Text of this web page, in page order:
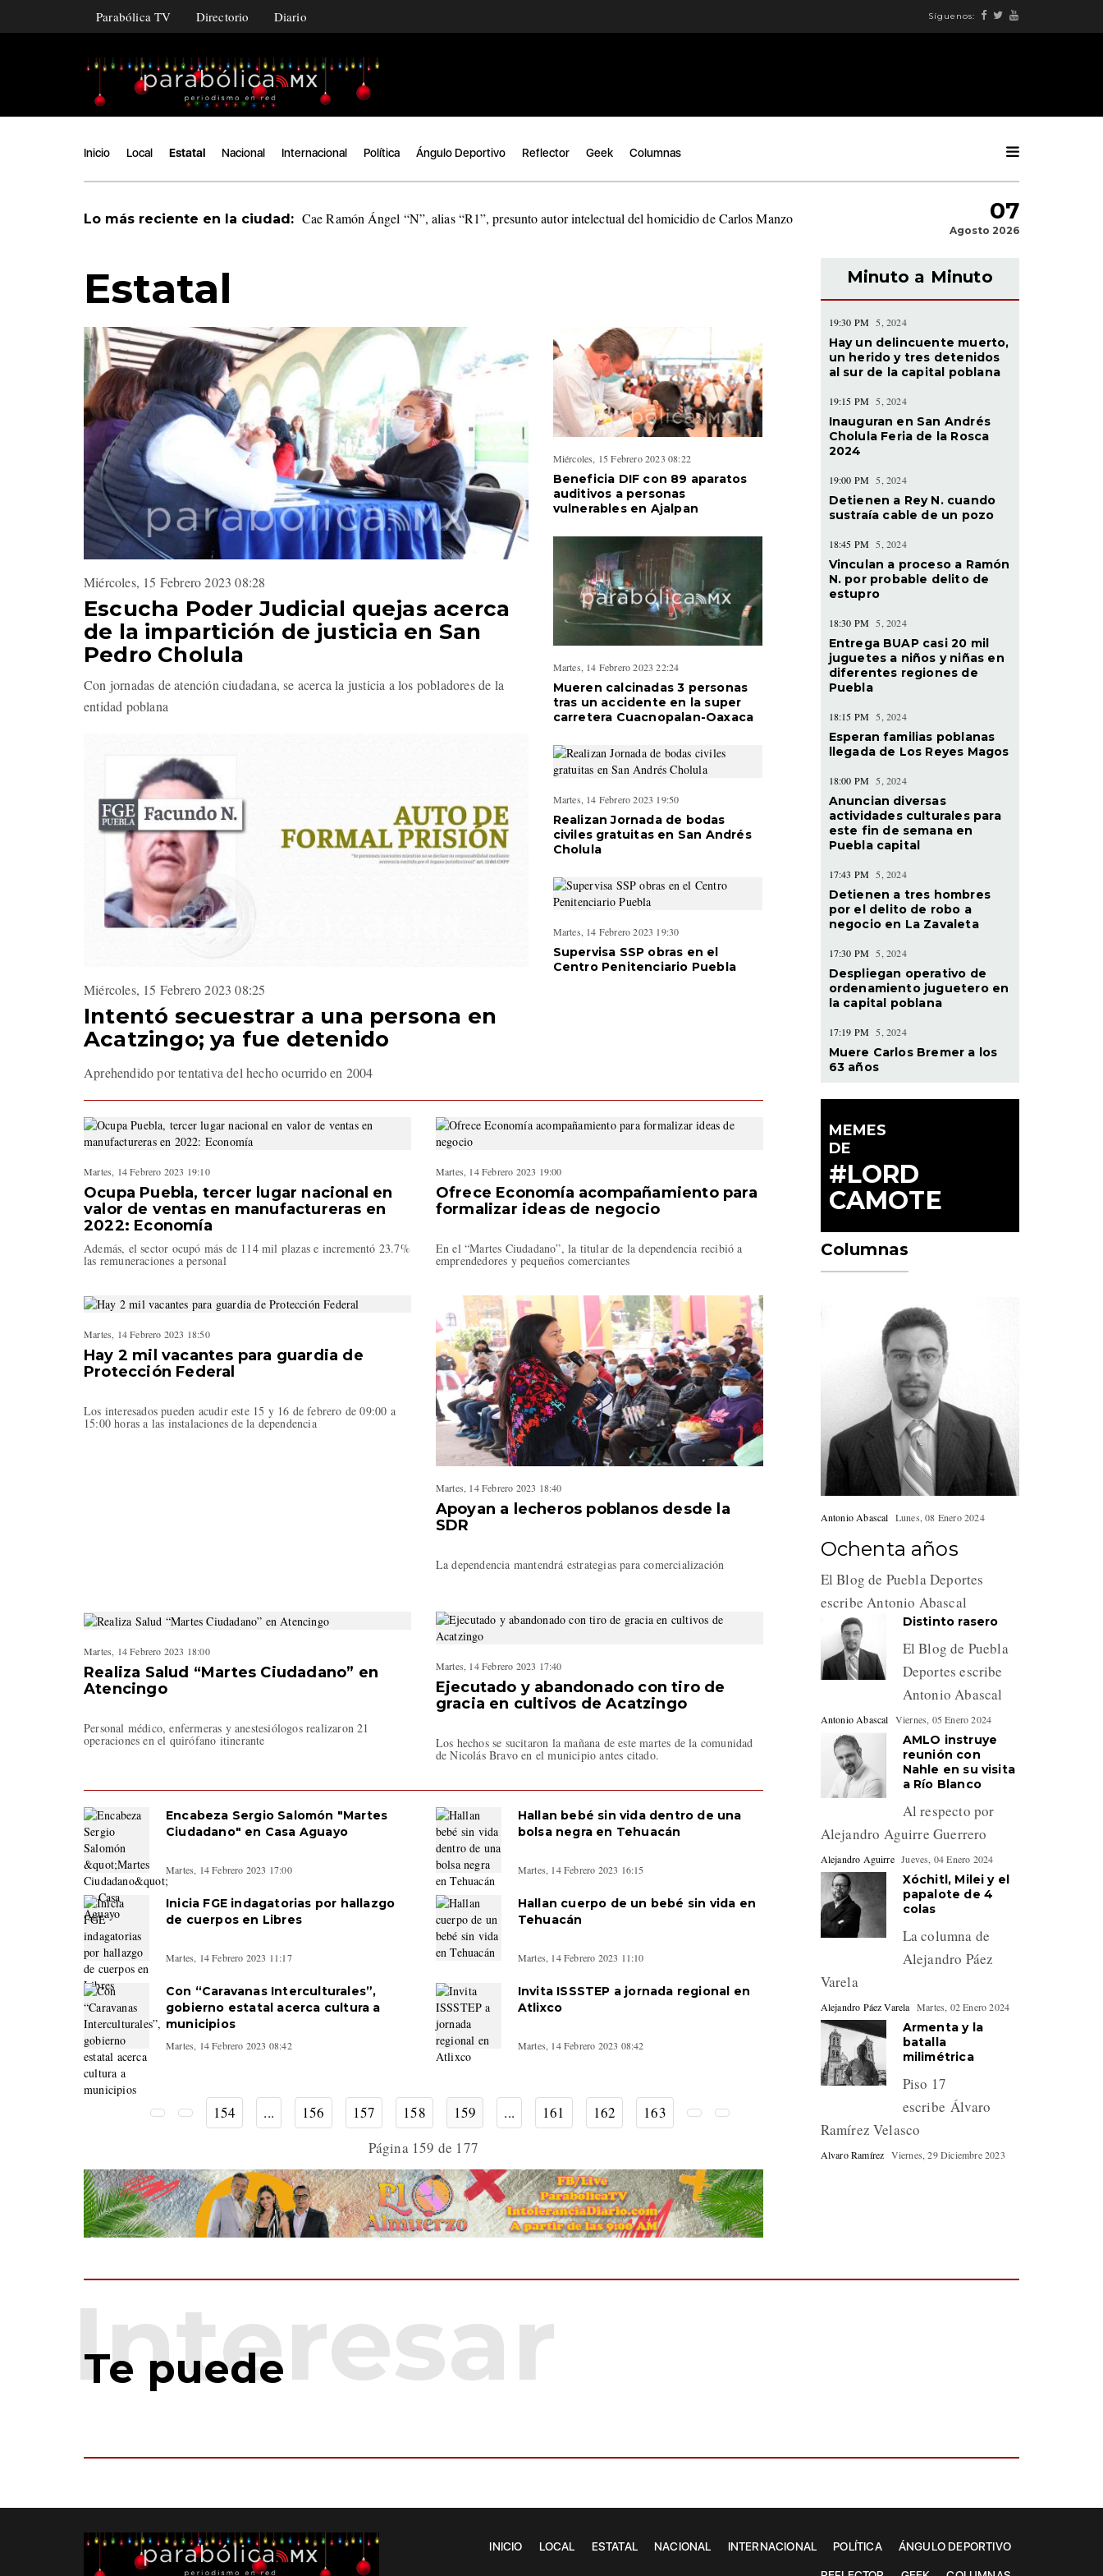
Parabólica TV Directorio Diario Síguenos:
Inicio Local Estatal Nacional Internacional Política Ángulo Deportivo Reflector Geek Columnas
Lo más reciente en la ciudad: Cae Ramón Ángel “N”, alias “R1”, presunto autor intelectual del homicidio de Carlos Manzo 07
Agosto 2026
Estatal
Miércoles, 15 Febrero 2023 08:28
Escucha Poder Judicial quejas acerca
de la impartición de justicia en San
Pedro Cholula
Con jornadas de atención ciudadana, se acerca la justicia a los pobladores de la
entidad poblana
Miércoles, 15 Febrero 2023 08:25
Intentó secuestrar a una persona en
Acatzingo; ya fue detenido
Aprehendido por tentativa del hecho ocurrido en 2004
Miércoles, 15 Febrero 2023 08:22
Beneficia DIF con 89 aparatos
auditivos a personas
vulnerables en Ajalpan
Martes, 14 Febrero 2023 22:24
Mueren calcinadas 3 personas
tras un accidente en la super
carretera Cuacnopalan-Oaxaca
Martes, 14 Febrero 2023 19:50
Realizan Jornada de bodas
civiles gratuitas en San Andrés
Cholula
Martes, 14 Febrero 2023 19:30
Supervisa SSP obras en el
Centro Penitenciario Puebla
Martes, 14 Febrero 2023 19:10
Ocupa Puebla, tercer lugar nacional en
valor de ventas en manufactureras en
2022: Economía
Además, el sector ocupó más de 114 mil plazas e incrementó 23.7%
las remuneraciones a personal
Martes, 14 Febrero 2023 19:00
Ofrece Economía acompañamiento para
formalizar ideas de negocio
En el “Martes Ciudadano”, la titular de la dependencia recibió a
emprendedores y pequeños comerciantes
Martes, 14 Febrero 2023 18:50
Hay 2 mil vacantes para guardia de
Protección Federal
Los interesados pueden acudir este 15 y 16 de febrero de 09:00 a
15:00 horas a las instalaciones de la dependencia
Martes, 14 Febrero 2023 18:40
Apoyan a lecheros poblanos desde la
SDR
La dependencia mantendrá estrategias para comercialización
Martes, 14 Febrero 2023 18:00
Realiza Salud “Martes Ciudadano” en
Atencingo
Personal médico, enfermeras y anestesiólogos realizaron 21
operaciones en el quirófano itinerante
Martes, 14 Febrero 2023 17:40
Ejecutado y abandonado con tiro de
gracia en cultivos de Acatzingo
Los hechos se sucitaron la mañana de este martes de la comunidad
de Nicolás Bravo en el municipio antes citado.
Encabeza Sergio Salomón "Martes
Ciudadano" en Casa Aguayo
Martes, 14 Febrero 2023 17:00
Hallan bebé sin vida dentro de una
bolsa negra en Tehuacán
Martes, 14 Febrero 2023 16:15
Inicia FGE indagatorias por hallazgo
de cuerpos en Libres
Martes, 14 Febrero 2023 11:17
Hallan cuerpo de un bebé sin vida en
Tehuacán
Martes, 14 Febrero 2023 11:10
Con “Caravanas Interculturales”,
gobierno estatal acerca cultura a
municipios
Martes, 14 Febrero 2023 08:42
Invita ISSSTEP a jornada regional en
Atlixco
Martes, 14 Febrero 2023 08:42
154 ... 156 157 158 159 ... 161 162
163
Página 159 de 177
Minuto a Minuto
19:30 PM 5, 2024
Hay un delincuente muerto,
un herido y tres detenidos
al sur de la capital poblana
19:15 PM 5, 2024
Inauguran en San Andrés
Cholula Feria de la Rosca
2024
19:00 PM 5, 2024
Detienen a Rey N. cuando
sustraía cable de un pozo
18:45 PM 5, 2024
Vinculan a proceso a Ramón
N. por probable delito de
estupro
18:30 PM 5, 2024
Entrega BUAP casi 20 mil
juguetes a niños y niñas en
diferentes regiones de
Puebla
18:15 PM 5, 2024
Esperan familias poblanas
llegada de Los Reyes Magos
18:00 PM 5, 2024
Anuncian diversas
actividades culturales para
este fin de semana en
Puebla capital
17:43 PM 5, 2024
Detienen a tres hombres
por el delito de robo a
negocio en La Zavaleta
17:30 PM 5, 2024
Despliegan operativo de
ordenamiento juguetero en
la capital poblana
17:19 PM 5, 2024
Muere Carlos Bremer a los
63 años
MEMES
DE
#LORD
CAMOTE
Columnas
Antonio Abascal Lunes, 08 Enero 2024
Ochenta años
El Blog de Puebla Deportes
escribe Antonio Abascal
Distinto rasero
El Blog de Puebla
Deportes escribe
Antonio Abascal
Antonio Abascal Viernes, 05 Enero 2024
AMLO instruye
reunión con
Nahle en su visita
a Río Blanco
Al respecto por
Alejandro Aguirre Guerrero
Alejandro Aguirre Jueves, 04 Enero 2024
Xóchitl, Milei y el
papalote de 4
colas
La columna de
Alejandro Páez
Varela
Alejandro Páez Varela Martes, 02 Enero 2024
Armenta y la
batalla
milimétrica
Piso 17
escribe Álvaro
Ramírez Velasco
Alvaro Ramírez Viernes, 29 Diciembre 2023
Te puede
INICIO LOCAL ESTATAL NACIONAL INTERNACIONAL POLÍTICA ÁNGULO DEPORTIVO